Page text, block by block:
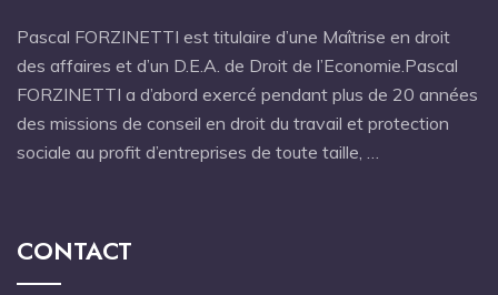
Pascal FORZINETTI est titulaire d’une Maîtrise en droit
des affaires et d’un D.E.A. de Droit de l’Economie.Pascal
FORZINETTI a d’abord exercé pendant plus de 20 années
des missions de conseil en droit du travail et protection
sociale au profit d’entreprises de toute taille, …
CONTACT